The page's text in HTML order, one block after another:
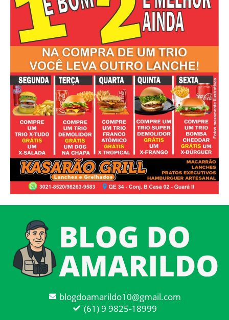
blogdoamarildo10@gmail.com
(61) 9 9825-18999